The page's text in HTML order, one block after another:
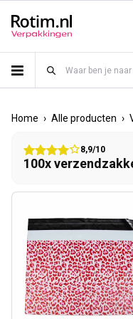
Home › Alle producten ›
8,9/10
100x